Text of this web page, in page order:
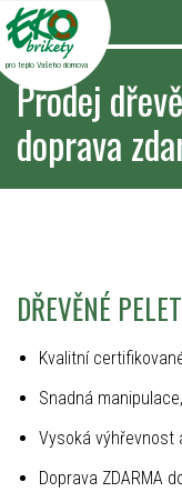
pro teplo Vašeho domova
Prodej
doprava
DŘEVĚNÉ
Kvalitní
Snadná
Vysoká výhřevnost
Doprava ZDARMA